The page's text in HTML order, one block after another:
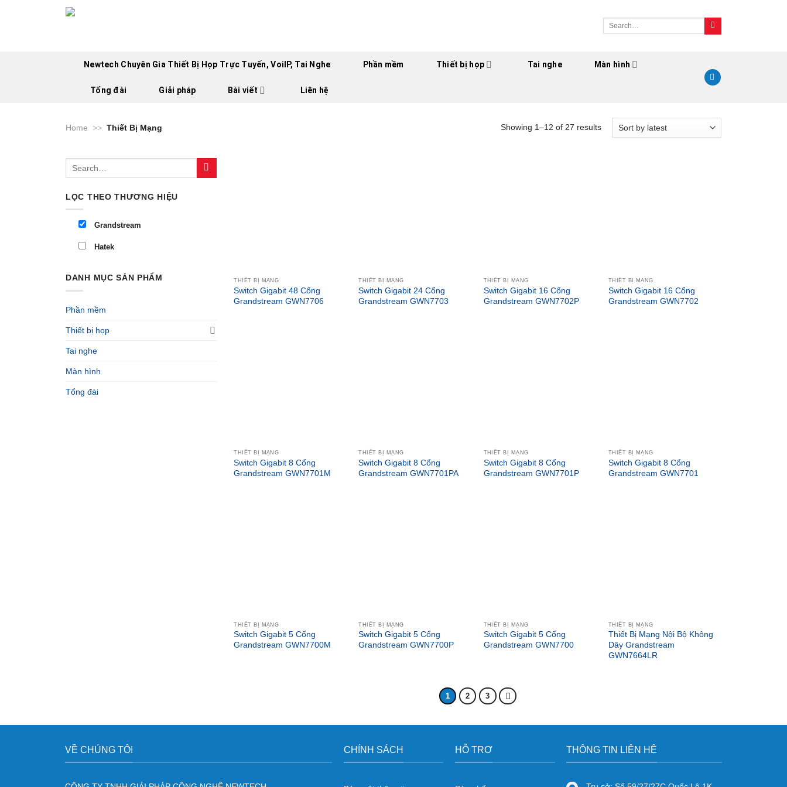
Search
Newtech Chuyên Gia Thiết Bị Họp Trực Tuyến, VoiIP, Tai Nghe Phần mềm Thiết bị họp Tai nghe Màn hình
Tổng đài Giải pháp Bài viết Liên hệ
Home >> Thiết Bị Mạng Showing 1–12 of 27 results
LỌC THEO THƯƠNG HIỆU
Grandstream
Hatek
DANH MỤC SẢN PHẨM
Phần mềm
Thiết bị họp
Tai nghe
Màn hình
Tổng đài
THIẾT BỊ MẠNG
Switch Gigabit 48 Cổng
Grandstream GWN7706
THIẾT BỊ MẠNG
Switch Gigabit 24 Cổng
Grandstream GWN7703
THIẾT BỊ MẠNG
Switch Gigabit 16 Cổng
Grandstream GWN7702P
THIẾT BỊ MẠNG
Switch Gigabit 16 Cổng
Grandstream GWN7702
THIẾT BỊ MẠNG
Switch Gigabit 8 Cổng
Grandstream GWN7701M
THIẾT BỊ MẠNG
Switch Gigabit 8 Cổng
Grandstream GWN7701PA
THIẾT BỊ MẠNG
Switch Gigabit 8 Cổng
Grandstream GWN7701P
THIẾT BỊ MẠNG
Switch Gigabit 8 Cổng
Grandstream GWN7701
THIẾT BỊ MẠNG
Switch Gigabit 5 Cổng
Grandstream GWN7700M
THIẾT BỊ MẠNG
Switch Gigabit 5 Cổng
Grandstream GWN7700P
THIẾT BỊ MẠNG
Switch Gigabit 5 Cổng
Grandstream GWN7700
THIẾT BỊ MẠNG
Thiết Bị Mạng Nội Bộ Không
Dây Grandstream
GWN7664LR
1 2 3
VỀ CHÚNG TÔI CHÍNH SÁCH HỖ TRỢ THÔNG TIN LIÊN HỆ